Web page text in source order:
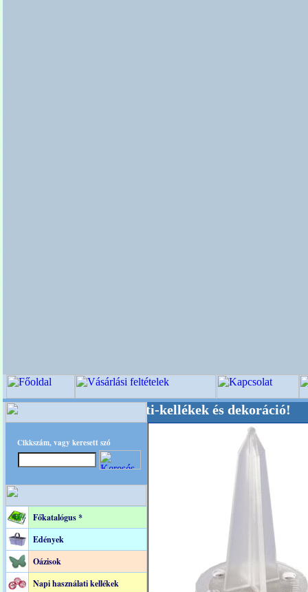
Cikkszám, vagy keresett szó
Főkatalógus *
Edények
Oázisok
Napi használati kellékek
, Kegyeleti-kellékek és dekoráció!